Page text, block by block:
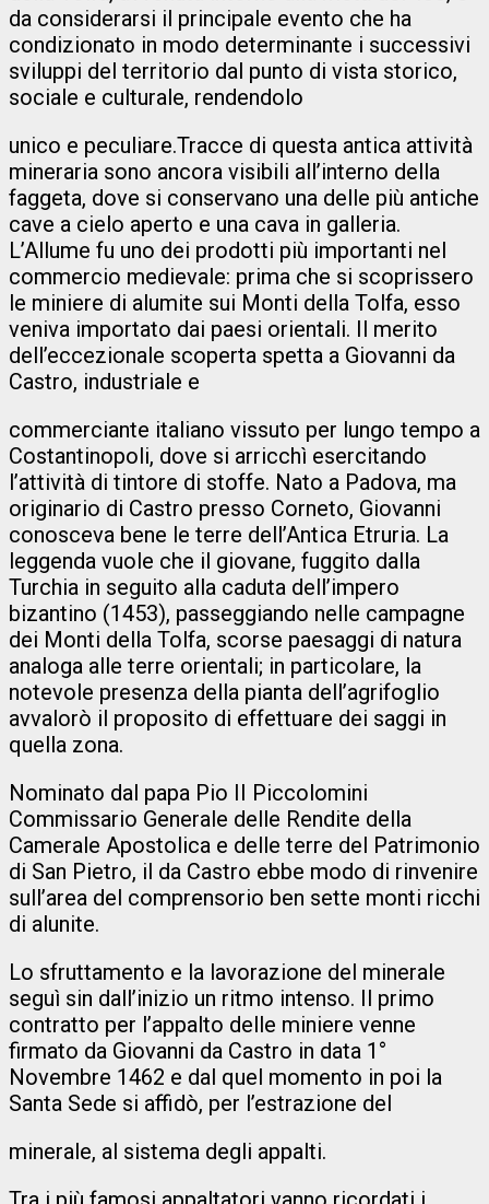
da considerarsi il principale evento che ha
condizionato in modo determinante i successivi
sviluppi del territorio dal punto di vista storico,
sociale e culturale, rendendolo
unico e peculiare.Tracce di questa antica attività
mineraria sono ancora visibili all’interno della
faggeta, dove si conservano una delle più antiche
cave a cielo aperto e una cava in galleria.
L’Allume fu uno dei prodotti più importanti nel
commercio medievale: prima che si scoprissero
le miniere di alumite sui Monti della Tolfa, esso
veniva importato dai paesi orientali. Il merito
dell’eccezionale scoperta spetta a Giovanni da
Castro, industriale e
commerciante italiano vissuto per lungo tempo a
Costantinopoli, dove si arricchì esercitando
l’attività di tintore di stoffe. Nato a Padova, ma
originario di Castro presso Corneto, Giovanni
conosceva bene le terre dell’Antica Etruria. La
leggenda vuole che il giovane, fuggito dalla
Turchia in seguito alla caduta dell’impero
bizantino (1453), passeggiando nelle campagne
dei Monti della Tolfa, scorse paesaggi di natura
analoga alle terre orientali; in particolare, la
notevole presenza della pianta dell’agrifoglio
avvalorò il proposito di effettuare dei saggi in
quella zona.
Nominato dal papa Pio II Piccolomini
Commissario Generale delle Rendite della
Camerale Apostolica e delle terre del Patrimonio
di San Pietro, il da Castro ebbe modo di rinvenire
sull’area del comprensorio ben sette monti ricchi
di alunite.
Lo sfruttamento e la lavorazione del minerale
seguì sin dall’inizio un ritmo intenso. Il primo
contratto per l’appalto delle miniere venne
firmato da Giovanni da Castro in data 1°
Novembre 1462 e dal quel momento in poi la
Santa Sede si affidò, per l’estrazione del
minerale, al sistema degli appalti.